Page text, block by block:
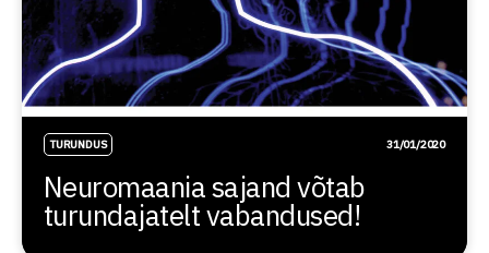
TURUNDUS 31/01/2020
Neuromaania sajand võtab
turundajatelt vabandused!